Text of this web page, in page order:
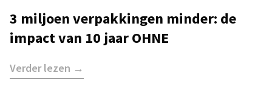
3 miljoen verpakkingen minder: de
impact van 10 jaar OHNE
Verder lezen →